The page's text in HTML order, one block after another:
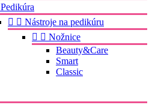
Pedikúra
  Nástroje na pedikúru
  Nožnice
Beauty&Care
Smart
Classic